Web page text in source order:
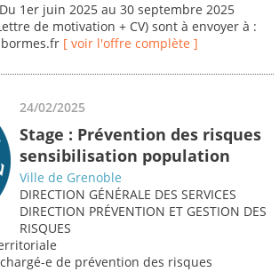
1er juin 2025 au 30 septembre 2025
de motivation + CV) sont à envoyer à :
[ voir l'offre complète ]
24/02/2025
Stage : Prévention des risques
sensibilisation population
Ville de Grenoble
DIRECTION GÉNÉRALE DES SERVICES
DIRECTION PRÉVENTION ET GESTION DES
RISQUES
e de prévention des risques